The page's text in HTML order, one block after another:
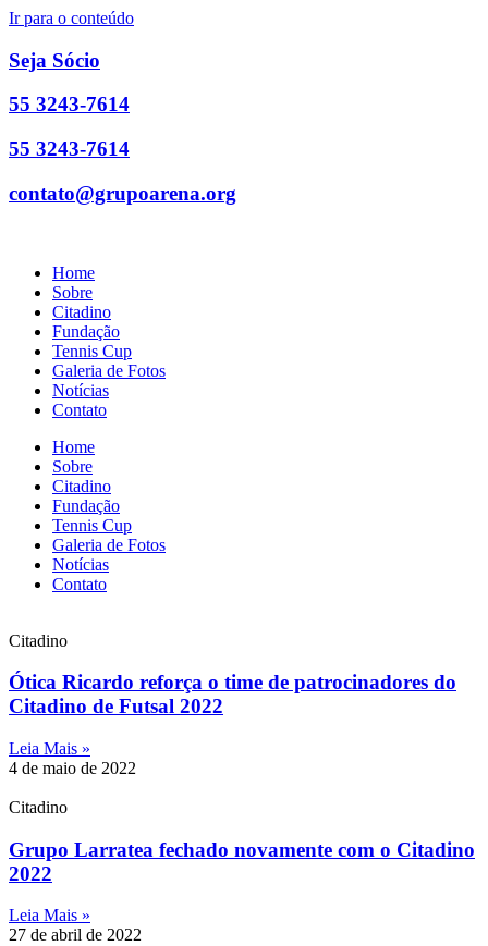
Ir para o conteúdo
Seja Sócio
55 3243-7614
55 3243-7614
contato@grupoarena.org
Home
Sobre
Citadino
Fundação
Tennis Cup
Galeria de Fotos
Notícias
Contato
Home
Sobre
Citadino
Fundação
Tennis Cup
Galeria de Fotos
Notícias
Contato
Citadino
Ótica Ricardo reforça o time de patrocinadores do
Citadino de Futsal 2022
Leia Mais »
4 de maio de 2022
Citadino
Grupo Larratea fechado novamente com o Citadino
2022
Leia Mais »
27 de abril de 2022